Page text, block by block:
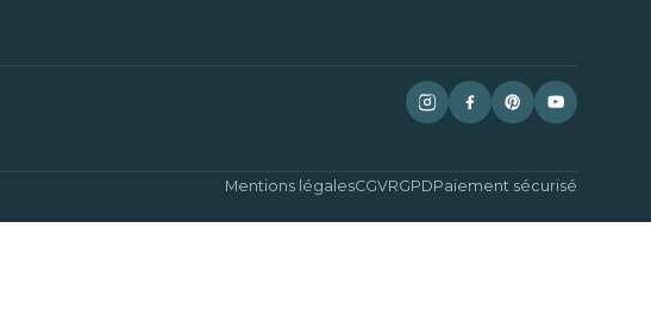
Mentions légalesCGVRGPDPaiement sécurisé